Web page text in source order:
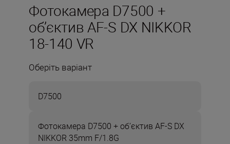
Фотокамера D7500 +
об’єктив AF-S DX NIKKOR
18-140 VR
Оберіть варіант
D7500
Фотокамера D7500 + об’єктив AF-S DX
NIKKOR 35mm F/1.8G